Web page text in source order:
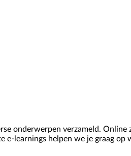
onderwerpen verzameld. Online
learnings helpen we je graag op